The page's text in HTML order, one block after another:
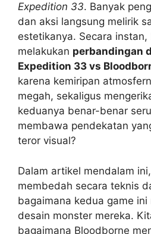
Expedition 33. Banyak
dan aksi langsung melirik
estetikanya. Secara instan,
melakukan perbandingan
Expedition 33 vs
karena kemiripan
megah, sekaligus
keduanya benar-benar
membawa pendekatan
teror visual?
Dalam artikel mendalam
membedah secara teknis
bagaimana kedua game ini
desain monster mereka.
bagaimana Bloodborne